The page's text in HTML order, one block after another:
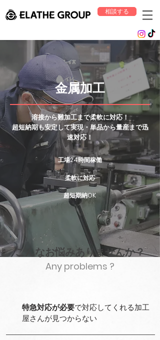
相談する
金属加工
溶接から難加工まで柔軟に対応！
超短納期も安定して実現・単品から量産まで迅
速対応！
工場24時間稼働
柔軟に対応
超短期納OK
こんなお悩みありませんか？
Any problems ?
特急対応が必要で対応してくれる加工
屋さんが見つからない